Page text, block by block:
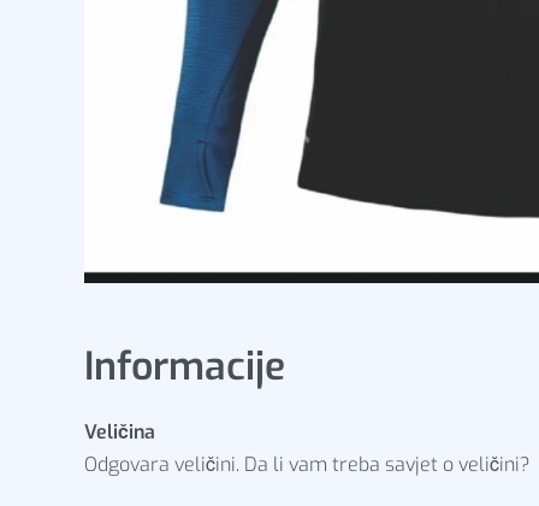
Informacije
Veličina
Odgovara veličini. Da li vam treba savjet o veličini?